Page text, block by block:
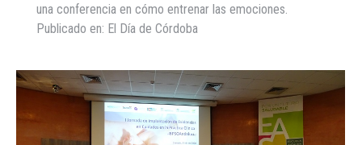
una conferencia en cómo entrenar las emociones.
Publicado en: El Día de Córdoba